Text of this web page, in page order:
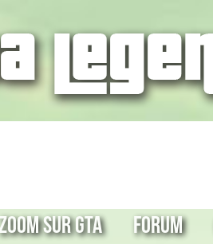
Zoom sur GTA Forum